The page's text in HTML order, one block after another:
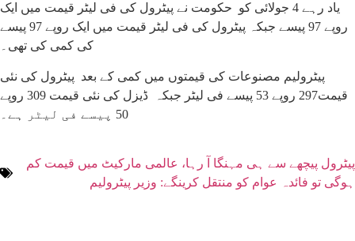
یاد رہے 4 جولائی کو حکومت نے پیٹرول کی فی لیٹر قیمت میں ایک
روپے 97 پیسے جبکہ پیٹرول کی فی لیٹر قیمت میں ایک روپے 97 پیسے
کی کمی کی تھی۔
پیٹرولیم مصنوعات کی قیمتوں میں کمی کے بعد پیٹرول کی نئی
قیمت297 روپے 53 پیسے فی لیٹر جبکہ ڈیزل کی نئی قیمت 309 روپے
50 پیسے فی لیٹر ہے۔
پیٹرول پیچھے سے ہی مہنگا آ رہا، عالمی مارکیٹ میں قیمت کم
ہوگی تو فائدہ عوام کو منتقل کرینگے: وزیر پیٹرولیم